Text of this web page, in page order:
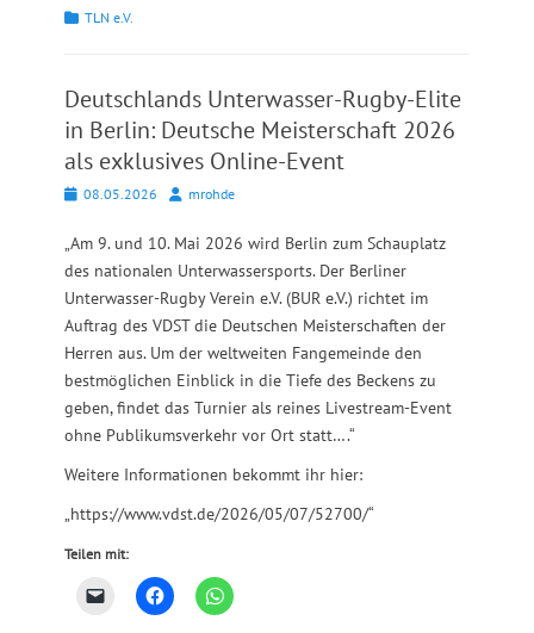
Kategorien
TLN e.V.
Deutschlands Unterwasser-Rugby-Elite
in Berlin: Deutsche Meisterschaft 2026
als exklusives Online-Event
Posted08.05.2026 Autormrohde
„Am 9. und 10. Mai 2026 wird Berlin zum Schauplatz
des nationalen Unterwassersports. Der Berliner
Unterwasser-Rugby Verein e.V. (BUR e.V.) richtet im
Auftrag des VDST die Deutschen Meisterschaften der
Herren aus. Um der weltweiten Fangemeinde den
bestmöglichen Einblick in die Tiefe des Beckens zu
geben, findet das Turnier als reines Livestream-Event
ohne Publikumsverkehr vor Ort statt….“
Weitere Informationen bekommt ihr hier:
„https://www.vdst.de/2026/05/07/52700/“
Teilen mit: